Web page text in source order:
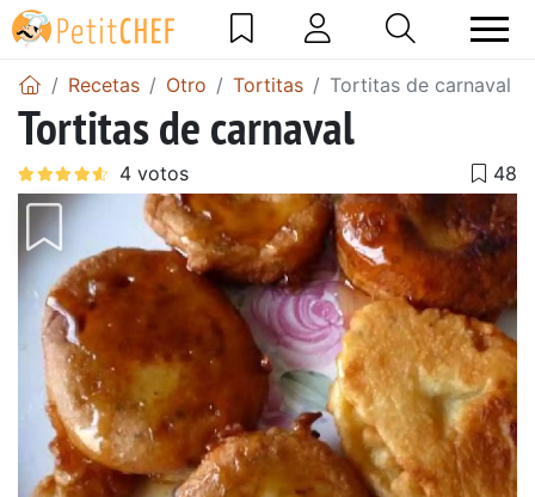
Recetas Otro Tortitas Tortitas de carnaval
Tortitas de carnaval